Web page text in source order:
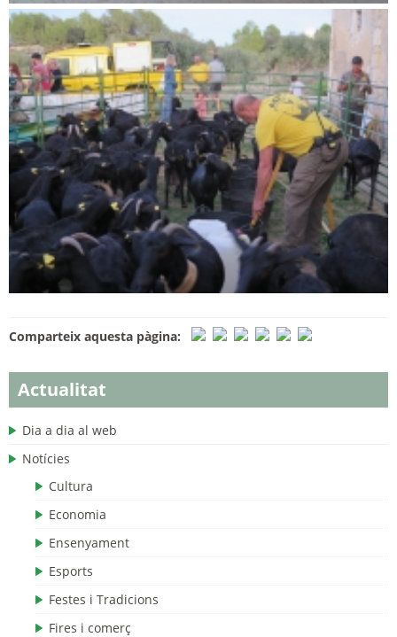
Actualitat
Dia a dia al web
Notícies
Cultura
Economia
Ensenyament
Esports
Festes i Tradicions
Fires i comerç
Comparteix aquesta pàgina: